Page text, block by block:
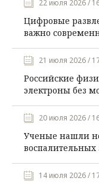
22 июля 2026 /
Цифровые
важно
21 июля 2026 /
Российские
электроны без
20 июля 2026 /
Ученые нашли
14 июля 2026 /